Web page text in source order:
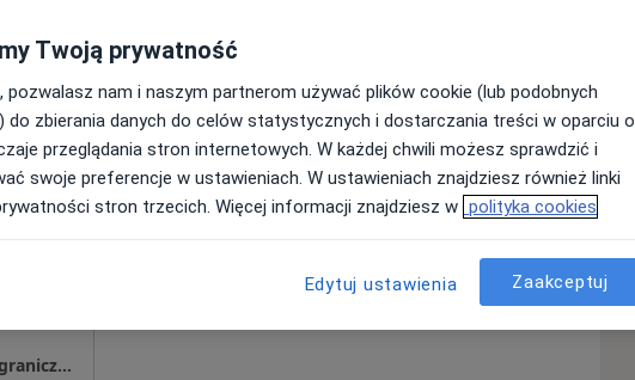
w obszarach bliskich Twojemu wyszukiwaniu.
·
LUMEDIKO GABINETY LEKARSKIE Spółka z ograniczoną odpowiedzialnością
Dziś
8 Sie
Jutro
9 Sie
Pon,
10 Sie
Wt,
11 Sie
Śr,
12 Sie
Umawianie online nie jest dostępne
Twoją prywatność
pozwalasz nam i naszym partnerom używać plików cookie (lub podobnych
do zbierania danych do celów statystycznych i dostarczania treści w oparciu o
przeglądania stron internetowych. W każdej chwili możesz sprawdzić i
swoje preferencje w ustawieniach. W ustawieniach znajdziesz również linki
stron trzecich. Więcej informacji znajdziesz w polityka cookies
Edytuj ustawienia Zaakceptuj